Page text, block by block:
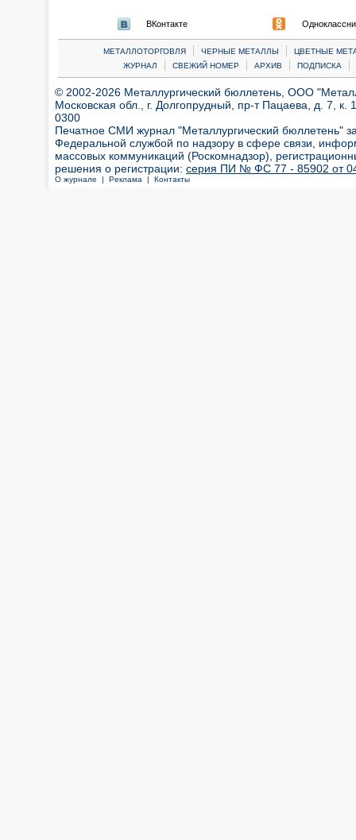
ВКонтакте
МЕТАЛЛОТОРГОВЛЯ | ЧЕРНЫЕ МЕТАЛЛЫ |
ЦВЕТНЫЕ
ЖУРНАЛ
| СВЕЖИЙ НОМЕР | АРХИВ | ПОДПИСКА |
© 2002-2026 Металлургический бюллетень, ООО
Московская обл., г. Долгопрудный, пр-т Пацаева, д. 7,
0300
Печатное СМИ журнал "Металлургический бюллетень"
Федеральной службой по надзору в сфере связи,
массовых коммуникаций (Роскомнадзор),
решения о регистрации: серия ПИ № ФС 77 - 85902 от 04
О журнале | Реклама | Контакты